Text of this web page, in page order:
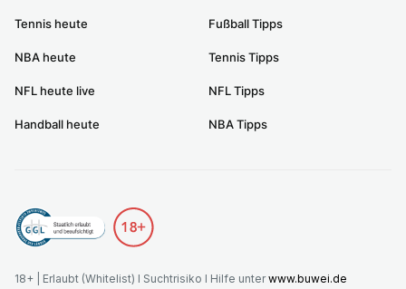
Tennis heute
NBA heute
NFL heute live
Handball heute
Fußball Tipps
Tennis Tipps
NFL Tipps
NBA Tipps
18+ | Erlaubt (Whitelist) I Suchtrisiko I Hilfe unterwww.buwei.de